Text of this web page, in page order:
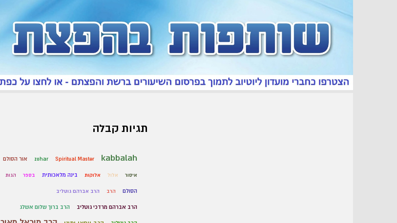
תגיות קבלה
kabbalah
Spiritual Master
zohar אור הסולם
איסור אלול אלוקות בינה מלאכותית בספר הגות
הסולם הרב הרב אברהם גוטליב
הרב אברהם מרדכי גוטליב הרב ברוך שלום אשלג